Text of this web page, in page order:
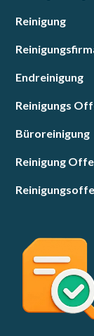
Reinigung
Endreinigung
Reinigungs
Büroreinigung
Reinigung